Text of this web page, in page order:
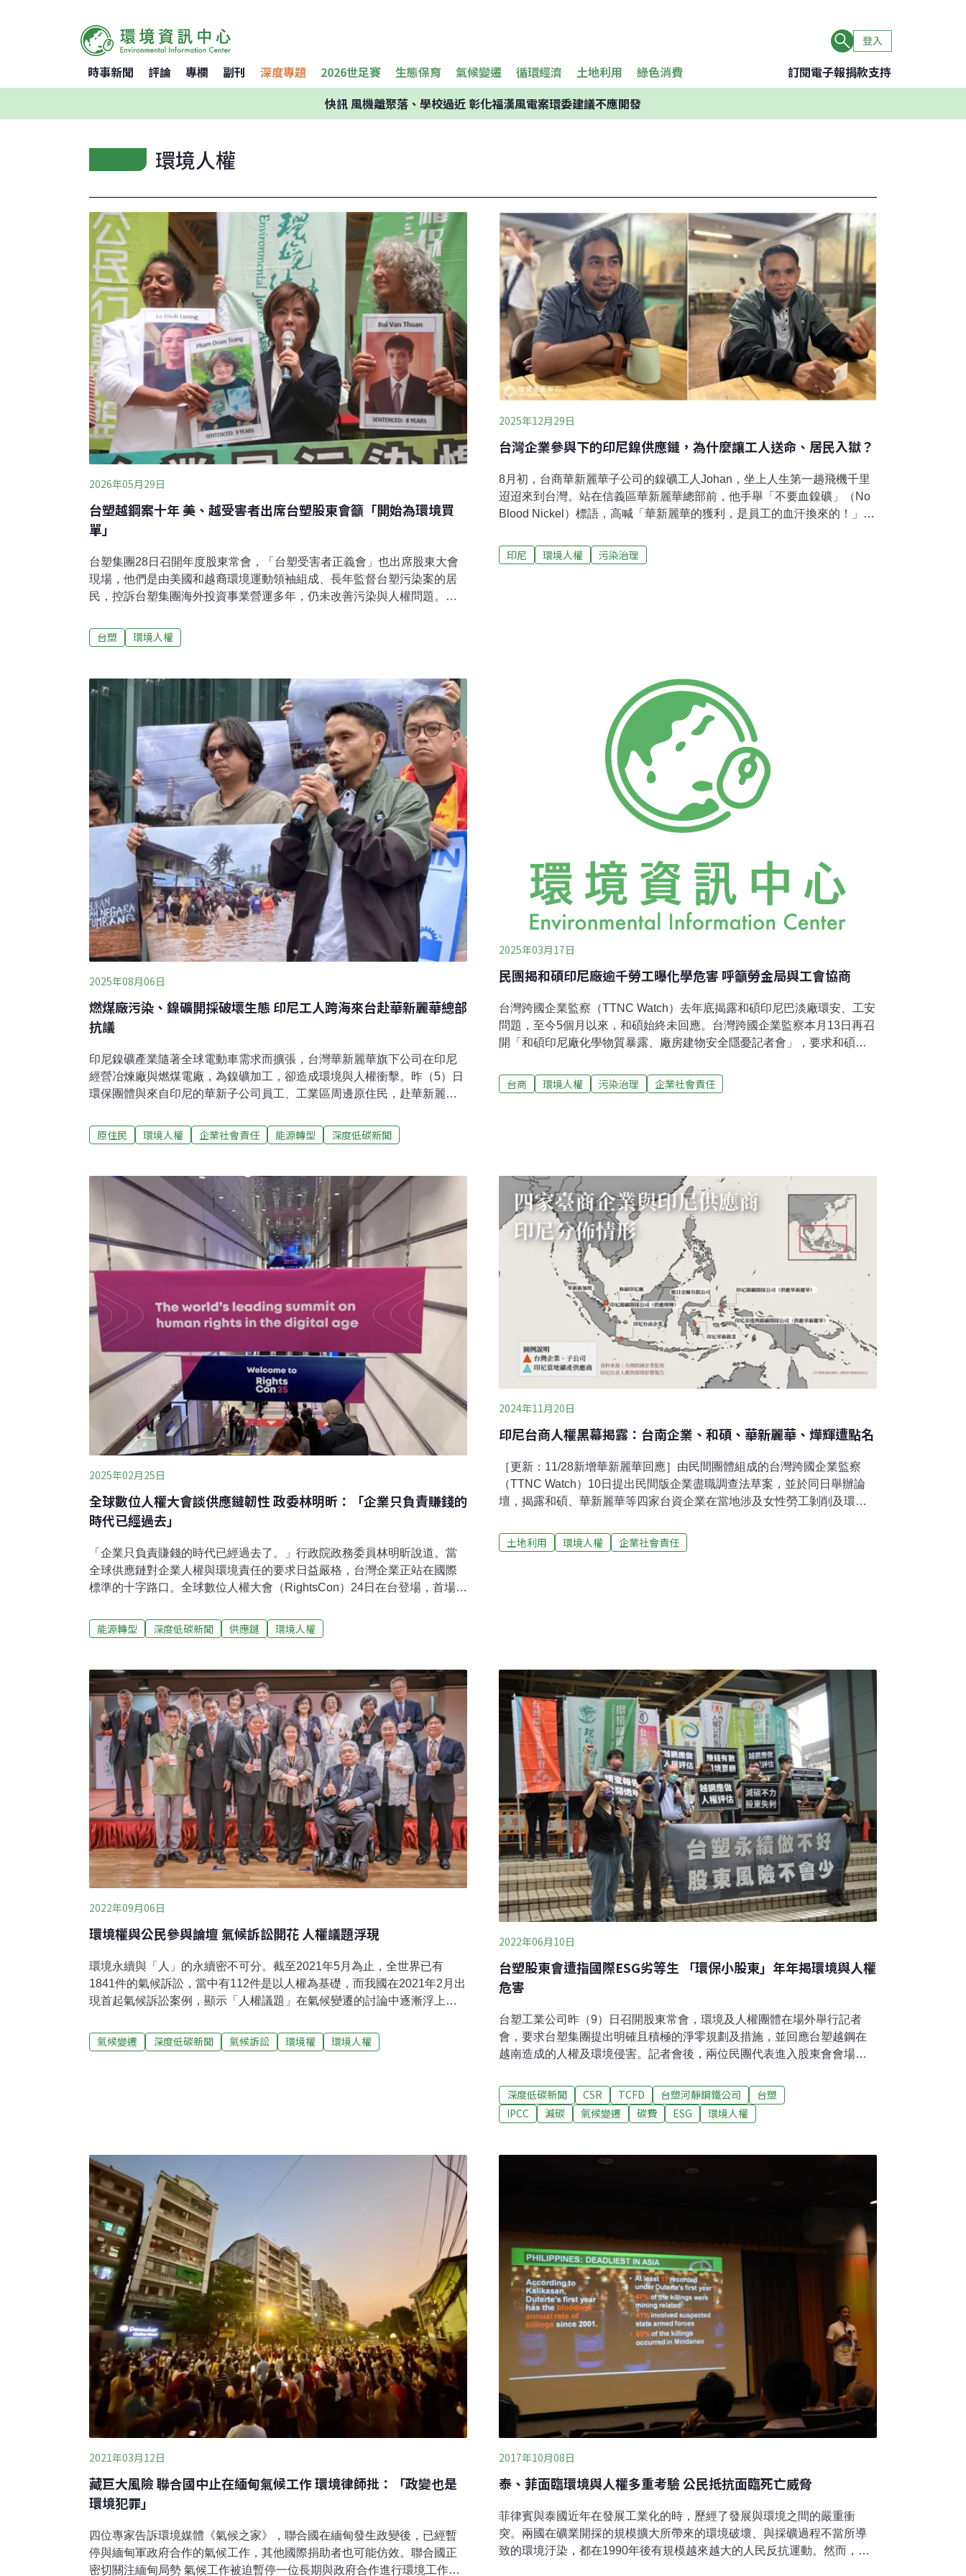
登入
時事新聞 評論 專欄 副刊 深度專題 2026世足賽 生態保育 氣候變遷 循環經濟 土地利用 綠色消費 訂閱電子報捐款支持
快訊風機離聚落、學校過近 彰化福漢風電案環委建議不應開發
環境人權
2026年05月29日
台塑越鋼案十年 美、越受害者出席台塑股東會籲「開始為環境買
單」
台塑集團28日召開年度股東常會，「台塑受害者正義會」也出席股東大會
現場，他們是由美國和越裔環境運動領袖組成、長年監督台塑污染案的居
民，控訴台塑集團海外投資事業營運多年，仍未改善污染與人權問題。環
不如用於氣候轉型資金。他們要求金融機構與台塑集團公開2025年迄今取
得的50.5億美元永續連結貸款（SLL）具體的環境改善指標和成果，並呼籲
沉痛喊話28日台塑集團召開年度股東常會，在股東發言台上，對於環境與
人權的呼籲始終持續不斷。2023年高曼環境獎得主、美國德州居民黛安．
威爾森（Diane Wilson）指出，台塑德州廠雖然在2019年承諾做到「塑膠
微粒零排放」，也支付了5000萬美元的在地漁業與社區補償金、建立污染
監測執法與塑膠清理機制，但污染並沒有停止。2021年至
台塑 環境人權
2025年12月29日
台灣企業參與下的印尼鎳供應鏈，為什麼讓工人送命、居民入獄？
8月初，台商華新麗華子公司的鎳礦工人Johan，坐上人生第一趟飛機千里
迢迢來到台灣。站在信義區華新麗華總部前，他手舉「不要血鎳礦」（No
Blood Nickel）標語，高喊「華新麗華的獲利，是員工的血汗換來的！」去
亡。Johan稱，公司還要求目擊員工刪除現場照片。「這只是去年至少17起
職災中的一件，但公司卻認為是工人自己的疏失，把責任推給死者。」
印尼 環境人權 污染治理
2025年08月06日
燃煤廠污染、鎳礦開採破壞生態 印尼工人跨海來台赴華新麗華總部
抗議
印尼鎳礦產業隨著全球電動車需求而擴張，台灣華新麗華旗下公司在印尼
經營冶煉廠與燃煤電廠，為鎳礦加工，卻造成環境與人權衝擊。昨（5）日
環保團體與來自印尼的華新子公司員工、工業區周邊原住民，赴華新麗華
且存在工人墜亡後工安未改善等問題。華新麗華則強調一切依法作業，並
指稱部分資訊不實。燃煤廠影響居民健康 採購鎳礦礦區涉破壞「海上亞馬
障基金會指出，華新麗華在印尼莫羅瓦利（IMIP）與韋達灣（IWIP）為鎳
礦加工，經營冶煉廠與燃煤電廠，該廠區距離中小學僅數百公尺，當地學
生與婦女常出現皮膚與呼吸道疾病，然而華新麗華仍持續興建燃煤廠，且
未採用最佳技術減排，背離全球淨零趨勢。生態人權解放組織（AEER）執
行長Pius Ginting表示，華新麗華自我定位為支持再生能源的公司，卻依賴
原住民 環境人權 企業社會責任 能源轉型 深度低碳新聞
2025年03月17日
民團揭和碩印尼廠逾千勞工曝化學危害 呼籲勞金局與工會協商
台灣跨國企業監察（TTNC Watch）去年底揭露和碩印尼巴淡廠環安、工安
問題，至今5個月以來，和碩始終未回應。台灣跨國企業監察本月13日再召
開「和碩印尼廠化學物質暴露、廠房建物安全隱憂記者會」，要求和碩股
展開協商。記者會結束後傍晚，和碩財務長謝如蕙發布聲明稱，公司「迄
今未收到印尼政府任何正式來函指出違規」，並強調公司已主動申請第三
個月一聘），現有四座廠房，第四座廠房於去年9月竣工，但去年7月，員
工已被迫在結構裸露、鷹架密佈下的廠房作業，廠房更是發生兩起樑柱與
水泥塊
台商 環境人權 污染治理 企業社會責任
2025年02月25日
全球數位人權大會談供應鏈韌性 政委林明昕：「企業只負責賺錢的
時代已經過去」
「企業只負責賺錢的時代已經過去了。」行政院政務委員林明昕說道。當
全球供應鏈對企業人權與環境責任的要求日益嚴格，台灣企業正站在國際
標準的十字路口。全球數位人權大會（RightsCon）24日在台登場，首場周
到平衡，英業達、台積電等產業龍頭已開始佈局，迎戰不可迴避的挑戰。
論壇由環境權保障基金會、美國人權組織RightsCoLab、台灣跨國企業監察
商務部主任邵恩博，亦有業界、公民團體、受企業影響之社區居民與移工
對話交流。林明昕強調，政府將加速以「軟法」方式推動《台灣供應鏈保
護人權方案》，且視國際趨勢推行「硬法」。台灣電子產業遍及全球 企業
人權與環境盡職調查有必要台灣在筆電、伺服器、路由器等製造領域領先
全球，擁有遍布世界的代工廠。台灣區電機電子工業同業工會秘書長
能源轉型 深度低碳新聞 供應鏈 環境人權
2024年11月20日
印尼台商人權黑幕揭露：台南企業、和碩、華新麗華、燁輝遭點名
［更新：11/28新增華新麗華回應］由民間團體組成的台灣跨國企業監察
（TTNC Watch）10日提出民間版企業盡職調查法草案，並於同日舉辦論
壇，揭露和碩、華新麗華等四家台資企業在當地涉及女性勞工剝削及環境
家企業遭點名台灣每年對外投資中，2023年東協與中國的占比出現黃金交
叉，印尼成為台資海外生產基地由中國轉出後重要的下一站。由人權公約
土地利用 環境人權 企業社會責任
2022年09月06日
環境權與公民參與論壇 氣候訴訟開花 人權議題浮現
環境永續與「人」的永續密不可分。截至2021年5月為止，全世界已有
1841件的氣候訴訟，當中有112件是以人權為基礎，而我國在2021年2月出
現首起氣候訴訟案例，顯示「人權議題」在氣候變遷的討論中逐漸浮上檯
部門、產學界及民間團體探討國內環境決策及公民參與的趨勢。全國律師
聯合會副理事長詹順貴指出，我國過度追崇行政效率，反而削弱民意影響
焦點。1998年聯合國歐洲經濟委員會通過《奧爾胡斯公約》，目的在保護
與環境事務相
氣候變遷 深度低碳新聞 氣候訴訟 環境權 環境人權
2022年06月10日
台塑股東會遭指國際ESG劣等生 「環保小股東」年年揭環境與人權
危害
台塑工業公司昨（9）日召開股東常會，環境及人權團體在場外舉行記者
會，要求台塑集團提出明確且積極的淨零規劃及措施，並回應台塑越鋼在
越南造成的人權及環境侵害。記者會後，兩位民團代表進入股東會會場，
面影響。環保團體代表提醒投資人共同監督台塑碳排，「排放越高、獲利
越少」；人權團體代表則要求台塑承諾執行環境人權評估報告。台塑喊出
碳中和 減碳行動跟不上 台塑四寶等同繳144億元碳費環保及人權團體幾乎
台塑股票，取得股東會上發言權，在會中揭露企業造成的環境問題、提醒
股東投資風險。綠色公民行動聯盟研究員陳震遠指出，台塑四大公司（俗
深度低碳新聞 CSR TCFD 台塑河靜鋼鐵公司
台塑
IPCC
減碳 氣候變遷 碳費 ESG 環境人權
2021年03月12日
藏巨大風險 聯合國中止在緬甸氣候工作 環境律師批：「政變也是
環境犯罪」
四位專家告訴環境媒體《氣候之家》，聯合國在緬甸發生政變後，已經暫
停與緬甸軍政府合作的氣候工作，其他國際捐助者也可能仿效。聯合國正
密切關注緬甸局勢 氣候工作被迫暫停一位長期與政府合作進行環境工作的
2017年10月08日
泰、菲面臨環境與人權多重考驗 公民抵抗面臨死亡威脅
菲律賓與泰國近年在發展工業化的時，歷經了發展與環境之間的嚴重衝
突。兩國在礦業開採的規模擴大所帶來的環境破壞、與採礦過程不當所導
致的環境汙染，都在1990年後有規模越來越大的人民反抗運動。然而，在